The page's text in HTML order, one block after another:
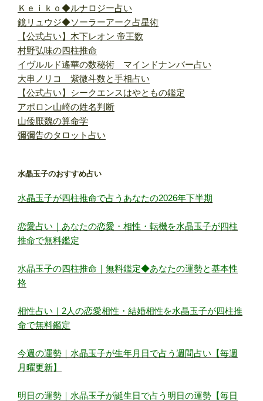
Ｋｅｉｋｏ◆ルナロジー占い
鏡リュウジ◆ソーラーアーク占星術
【公式占い】木下レオン 帝王数
村野弘味の四柱推命
イヴルルド遙華の数秘術 マインドナンバー占い
大串ノリコ 紫微斗数と手相占い
【公式占い】シークエンスはやともの鑑定
アポロン山崎の姓名判断
山倭厭魏の算命学
彌彌告のタロット占い
水晶玉子のおすすめ占い
水晶玉子が四柱推命で占うあなたの2026年下半期
恋愛占い｜あなたの恋愛・相性・転機を水晶玉子が四柱
推命で無料鑑定
水晶玉子の四柱推命｜無料鑑定◆あなたの運勢と基本性
格
相性占い｜2人の恋愛相性・結婚相性を水晶玉子が四柱推
命で無料鑑定
今週の運勢｜水晶玉子が生年月日で占う週間占い【毎週
月曜更新】
明日の運勢｜水晶玉子が誕生日で占う明日の運勢【毎日